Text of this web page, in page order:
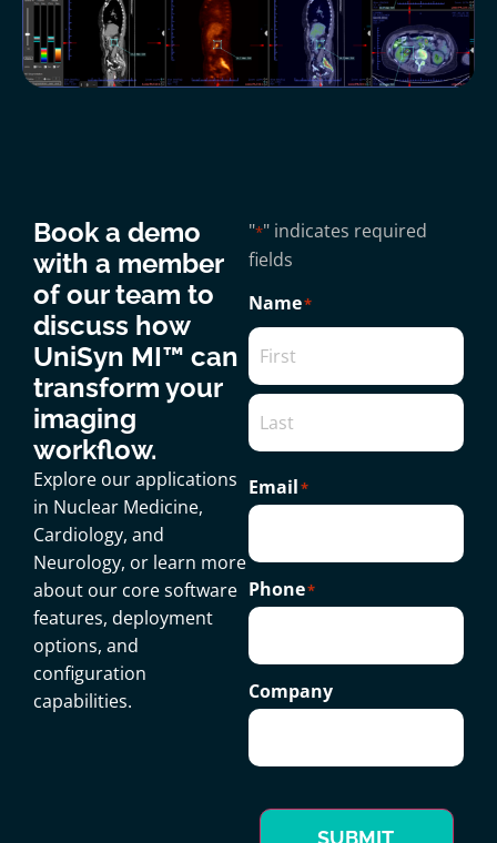
Book a demo
with a member
of our team to
discuss how
UniSyn MI™ can
transform your
imaging
workflow.
Explore our applications
in Nuclear Medicine,
Cardiology, and
Neurology, or learn more
about our core software
features, deployment
options, and
configuration
capabilities.
"*" indicates required
fields
Name*
Email*
Phone*
Company
SUBMIT